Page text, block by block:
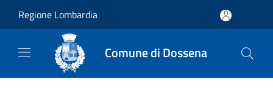
Regione Lombardia
Comune di Dossena